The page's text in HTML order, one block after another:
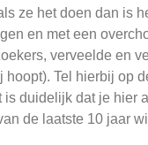
ze het doen dan is
en met een
verveelde en
Tel hierbij op
duidelijk dat je hier
de laatste 10 jaar